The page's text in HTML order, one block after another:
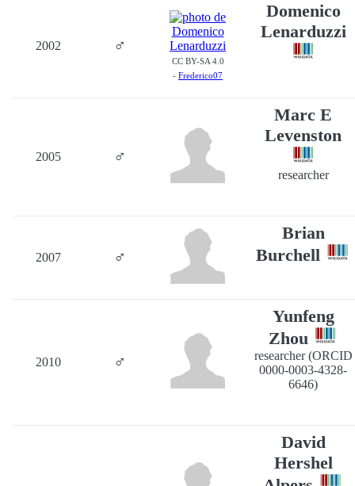
2002 ♂
CC BY-SA 4.0
- Frederico07
Domenico
Lenarduzzi
2005 ♂
Marc E
Levenston
researcher
2007 ♂
Brian
Burchell
2010 ♂
Yunfeng
Zhou
researcher (ORCID
0000-0003-4328-
6646)
David
Hershel